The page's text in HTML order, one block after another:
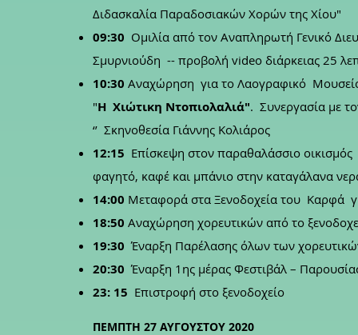
Διδασκαλία Παραδοσιακών Χορών της Χίου"
09:30 Ομιλία από τον Αναπληρωτή Γενικό
Σμυρνιούδη -- προβολή video διάρκειας 25
10:30 Αναχώρηση για το Λαογραφικό
"Η Χιώτικη Ντοπιολαλιά". Συνεργασία με
‘’ Σκηνοθεσία Γιάννης Κολιάρος
12:15 Επίσκεψη στον παραθαλάσσιο
φαγητό, καφέ και μπάνιο στην καταγάλανα
14:00 Μεταφορά στα Ξενοδοχεία του Καρφά
18:50 Αναχώρηση χορευτικών από το
19:30 Έναρξη Παρέλασης όλων των
20:30 Έναρξη 1ης μέρας Φεστιβάλ –
23: 15 Επιστροφή στο ξενοδοχείο
ΠΕΜΠΤΗ 27 ΑΥΓΟΥΣΤΟΥ 2020